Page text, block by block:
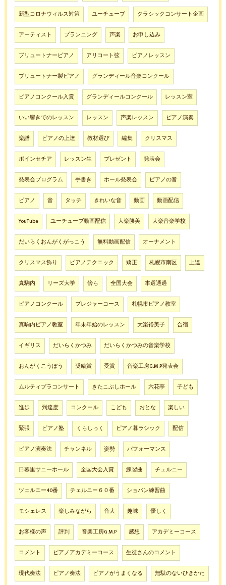
新型コロナウィルス対策 ユーチューブ クラシックコンサート企画
アーティスト プランニング 声楽 お申し込み
ブリュートナーピアノ アリコート弦 ピアノレッスン
ブリュートナー製ピアノ グランディール音楽コンクール
ピアノコンクール入賞 グランディールコンクール レッスン室
いい響きでのレッスン レッスン 声楽レッスン ピアノ演奏
楽譜 ピアノの上達 教材選び 編集 クリスマス
ポインセチア レッスン生 プレゼント 発表会
発表会プログラム 手書き ホール発表会 ピアノの音
ピアノ 音 タッチ きれいな音 動画 動画配信
YouTube ユーチューブ動画配信 大楽勝美 大楽音楽学校
だいらくおんがくがっこう 無料動画配信 オーナメント
クリスマス飾り ピアノテクニック 矯正 札幌市南区 上達
真駒内 リーズ大学 傍ら 全国大会 本選通過
ピアノコンクール プレジャーコース 札幌市ピアノ教室
真駒内ピアノ教室 年末年始のレッスン 大楽裕美子 合宿
イギリス だいらくかつみ だいらくかつみの音楽学校
おんがくこうぼう 奨励賞 受賞 音楽工房G.M.P発表会
ムルティプラコンサート きたこぶしホール 六花亭 子ども
進歩 到達度 コンクール こども おとな 楽しい
緊張 ピアノ塾 くらしっく ピアノ暮ラシック 配信
ピアノ演奏法 チャンネル 姿勢 パフォーマンス
日暮里サニーホール 全国大会入賞 練習曲 チェルニー
ツェルニー40番 チェルニー６０番 ショパン練習曲
モシェレス 楽しみながら 音大 趣味 優しく
お客様の声 評判 音楽工房G.M.P 感想 アカデミーコース
コメント ピアノアカデミーコース 生徒さんのコメント
現代奏法 ピアノ奏法 ピアノがうまくなる 無駄のないひきかた